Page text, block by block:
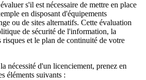
s'il est nécessaire de mettre en place
en disposant d'équipements
ou de sites alternatifs. Cette évaluation
de sécurité de l'information, la
et le plan de continuité de votre
nécessité d'un licenciement, prenez en
éléments suivants :